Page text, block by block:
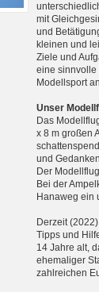
mit
und
kleinen und
Ziele und
eine sinnvolle
Modellsport
Unser
Das
x 8 m großen
und
Der
Bei der
Hanaweg ein
Derzeit
Tipps und
14 Jahre alt,
ehemaliger
zahlreichen